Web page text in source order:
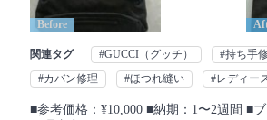
Before
関連タグ #GUCCI（グッチ）
#持ち手
#カバン修理
#ほつれ縫い #レディー
■参考価格：¥10,000 ■納期：1〜2週間 ■